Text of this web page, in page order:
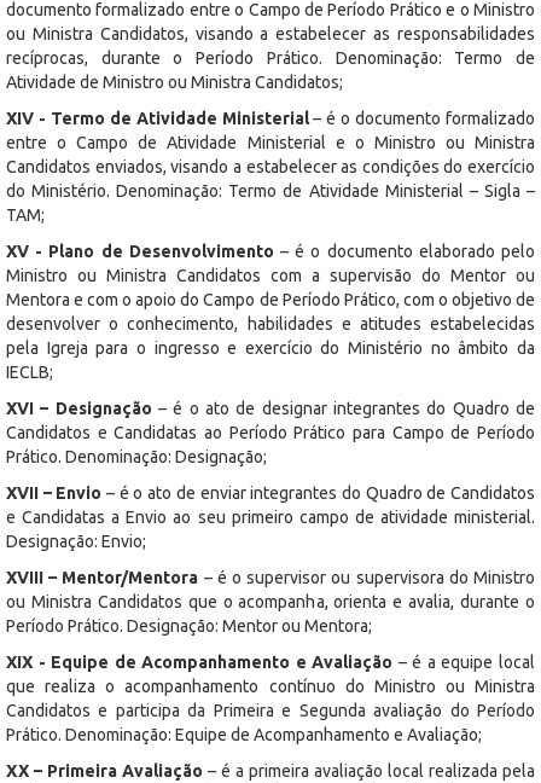
documento formalizado entre o Campo de Período Prático e o Ministro
ou Ministra Candidatos, visando a estabelecer as responsabilidades
recíprocas, durante o Período Prático. Denominação: Termo de
Atividade de Ministro ou Ministra Candidatos;
XIV - Termo de Atividade Ministerial– é o documento formalizado
entre o Campo de Atividade Ministerial e o Ministro ou Ministra
Candidatos enviados, visando a estabelecer as condições do exercício
do Ministério. Denominação: Termo de Atividade Ministerial – Sigla –
TAM;
XV - Plano de Desenvolvimento – é o documento elaborado pelo
Ministro ou Ministra Candidatos com a supervisão do Mentor ou
Mentora e com o apoio do Campo de Período Prático, com o objetivo de
desenvolver o conhecimento, habilidades e atitudes estabelecidas
pela Igreja para o ingresso e exercício do Ministério no âmbito da
IECLB;
XVI – Designação – é o ato de designar integrantes do Quadro de
Candidatos e Candidatas ao Período Prático para Campo de Período
Prático. Denominação: Designação;
XVII – Envio – é o ato de enviar integrantes do Quadro de Candidatos
e Candidatas a Envio ao seu primeiro campo de atividade ministerial.
Designação: Envio;
XVIII – Mentor/Mentora – é o supervisor ou supervisora do Ministro
ou Ministra Candidatos que o acompanha, orienta e avalia, durante o
Período Prático. Designação: Mentor ou Mentora;
XIX - Equipe de Acompanhamento e Avaliação – é a equipe local
que realiza o acompanhamento contínuo do Ministro ou Ministra
Candidatos e participa da Primeira e Segunda avaliação do Período
Prático. Denominação: Equipe de Acompanhamento e Avaliação;
XX – Primeira Avaliação – é a primeira avaliação local realizada pela